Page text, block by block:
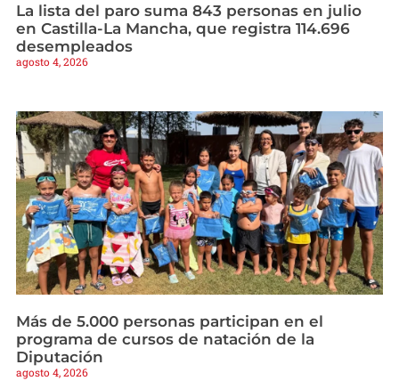
La lista del paro suma 843 personas en julio
en Castilla-La Mancha, que registra 114.696
desempleados
agosto 4, 2026
Más de 5.000 personas participan en el
programa de cursos de natación de la
Diputación
agosto 4, 2026